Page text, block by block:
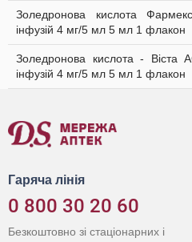
Золедронова кислота
інфузій 4 мг/5 мл 5 мл 1 флакон
Золедронова кислота - Віста
інфузій 4 мг/5 мл 5 мл 1 флакон
Гаряча лінія
0 800 30 20 60
Безкоштовно зі стаціонарних і